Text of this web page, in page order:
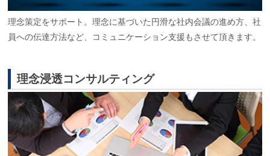
理念策定をサポート。理念に基づいた円滑な社内会議の進め方、社
員への伝達方法など、コミュニケーション支援もさせて頂きます。
理念浸透コンサルティング